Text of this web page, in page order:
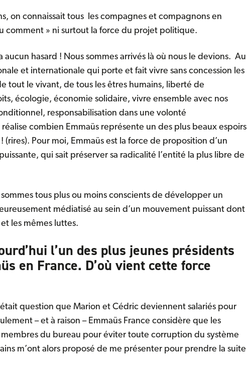
on connaissait tous les compagnes et compagnons en
comment » ni surtout la force du projet politique.
aucun hasard ! Nous sommes arrivés là où nous le devions. Au
et internationale qui porte et fait vivre sans concession les
tout le vivant, de tous les êtres humains, liberté de
écologie, économie solidaire, vivre ensemble avec nos
responsabilisation dans une volonté
combien Emmaüs représente un des plus beaux espoirs
Pour moi, Emmaüs est la force de proposition d’un
qui sait préserver sa radicalité l’entité la plus libre de
tous plus ou moins conscients de développer un
médiatisé au sein d’un mouvement puissant dont
les mêmes luttes.
l’un des plus jeunes présidents
en France. D’où vient cette force
question que Marion et Cédric deviennent salariés pour
– et à raison – Emmaüs France considère que les
du bureau pour éviter toute corruption du système
m’ont alors proposé de me présenter pour prendre la suite